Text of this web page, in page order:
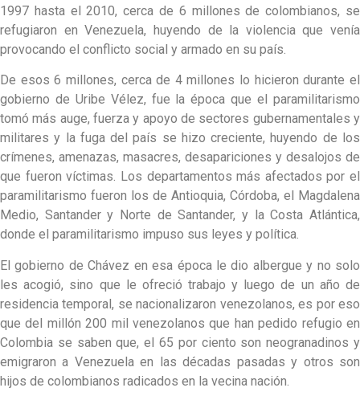
1997 hasta el 2010, cerca de 6 millones de colombianos, se
refugiaron en Venezuela, huyendo de la violencia que venía
provocando el conflicto social y armado en su país.
De esos 6 millones, cerca de 4 millones lo hicieron durante el
gobierno de Uribe Vélez, fue la época que el paramilitarismo
tomó más auge, fuerza y apoyo de sectores gubernamentales y
militares y la fuga del país se hizo creciente, huyendo de los
crímenes, amenazas, masacres, desapariciones y desalojos de
que fueron víctimas. Los departamentos más afectados por el
paramilitarismo fueron los de Antioquia, Córdoba, el Magdalena
Medio, Santander y Norte de Santander, y la Costa Atlántica,
donde el paramilitarismo impuso sus leyes y política.
El gobierno de Chávez en esa época le dio albergue y no solo
les acogió, sino que le ofreció trabajo y luego de un año de
residencia temporal, se nacionalizaron venezolanos, es por eso
que del millón 200 mil venezolanos que han pedido refugio en
Colombia se saben que, el 65 por ciento son neogranadinos y
emigraron a Venezuela en las décadas pasadas y otros son
hijos de colombianos radicados en la vecina nación.